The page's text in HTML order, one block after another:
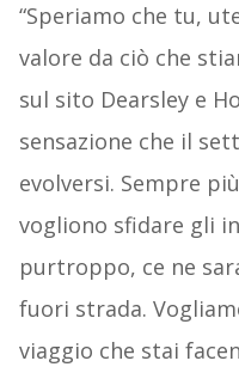
“Speriamo che tu,
valore da ciò che
sul sito Dearsley e
sensazione che il
evolversi. Sempre
vogliono sfidare gli
purtroppo, ce ne
fuori strada.
viaggio che stai